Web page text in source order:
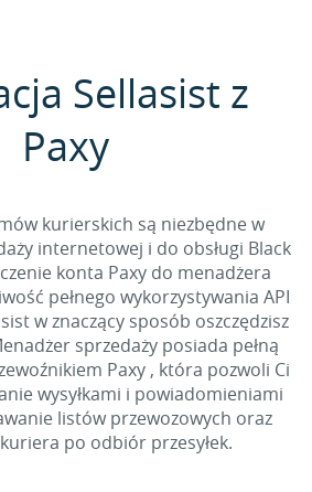
Sellasist z
Paxy
kurierskich są niezbędne w
internetowej i do obsługi Black
konta Paxy do menadżera
pełnego wykorzystywania API
w znaczący sposób oszczędzisz
sprzedaży posiada pełną
Paxy , która pozwoli Ci
wysyłkami i powiadomieniami
listów przewozowych oraz
po odbiór przesyłek.